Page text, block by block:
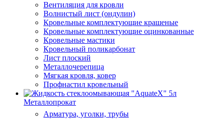
Вентиляция для кровли
Волнистый лист (ондулин)
Кровельные комплектующие крашеные
Кровельные комплектующие оцинкованные
Кровельные мастики
Кровельный поликарбонат
Лист плоский
Металлочерепица
Мягкая кровля, ковер
Профнастил кровельный
Металлопрокат
Арматура, уголки, трубы